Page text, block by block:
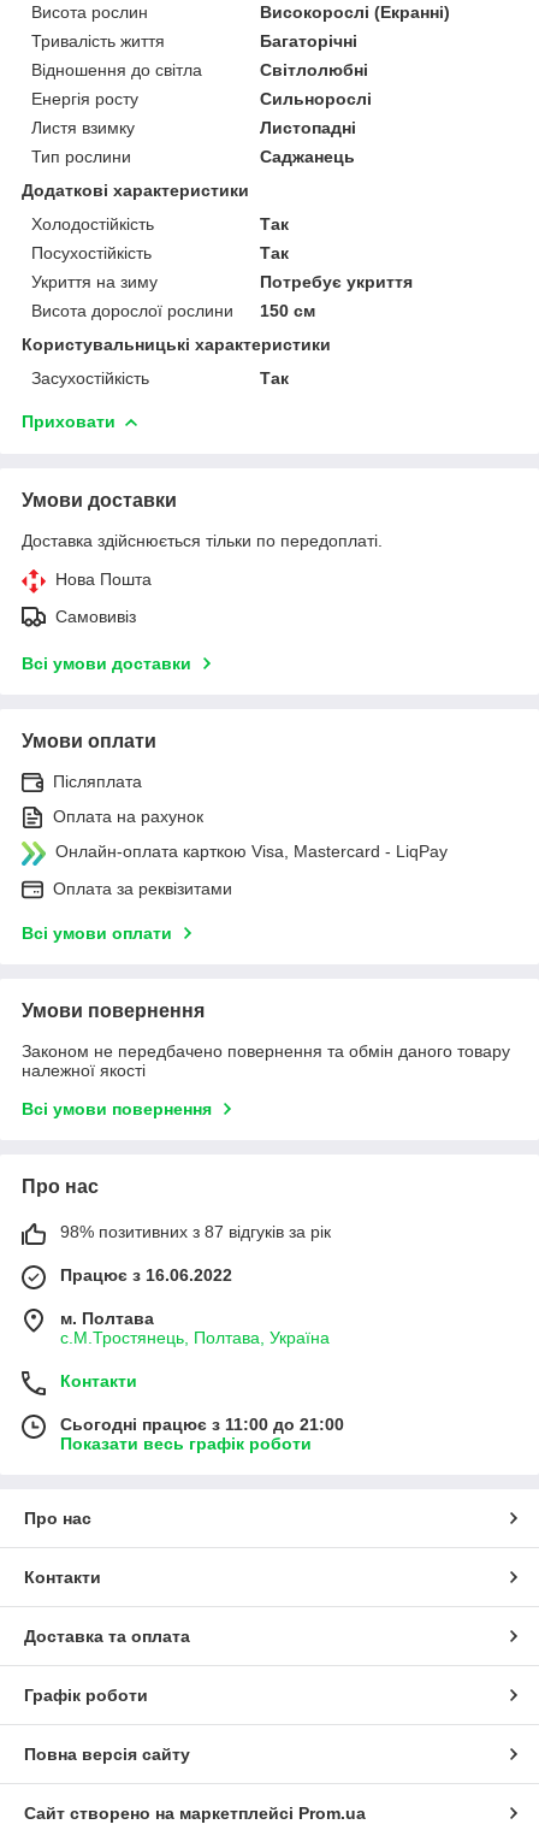
Висота рослин
Високорослі (Екранні)
Тривалість життя
Багаторічні
Відношення до світла
Світлолюбні
Енергія росту
Сильнорослі
Листя взимку
Листопадні
Тип рослини
Саджанець
Додаткові характеристики
Холодостійкість
Так
Посухостійкість
Так
Укриття на зиму
Потребує укриття
Висота дорослої рослини
150 см
Користувальницькі характеристики
Засухостійкість
Так
Приховати
Умови доставки
Доставка здійснюється тільки по передоплаті.
Нова Пошта
Самовивіз
Всі умови доставки
Умови оплати
Післяплата
Оплата на рахунок
Онлайн-оплата карткою Visa, Mastercard - LiqPay
Оплата за реквізитами
Всі умови оплати
Умови повернення
Законом не передбачено повернення та обмін даного товару
належної якості
Всі умови повернення
Про нас
98% позитивних з 87 відгуків за рік
Працює з 16.06.2022
м. Полтава
с.М.Тростянець, Полтава, Україна
Контакти
Сьогодні працює з 11:00 до 21:00
Показати весь графік роботи
Про нас
Контакти
Доставка та оплата
Графік роботи
Повна версія сайту
Сайт створено на маркетплейсі Prom.ua